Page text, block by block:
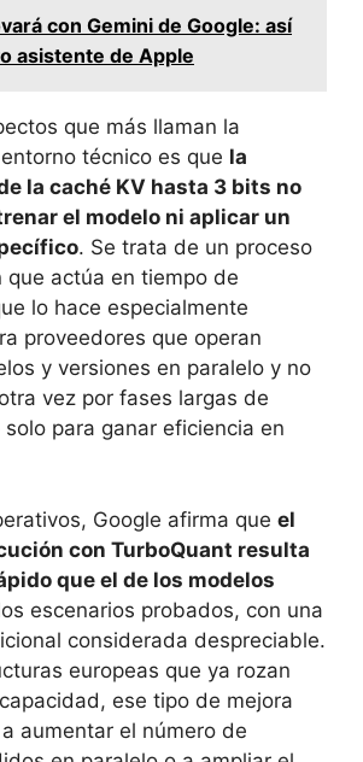
con Gemini de Google: así
asistente de Apple
que más llaman la
técnico es que la
la caché KV hasta 3 bits no
el modelo ni aplicar un
. Se trata de un proceso
que actúa en tiempo de
lo hace especialmente
proveedores que operan
y versiones en paralelo y no
vez por fases largas de
para ganar eficiencia en
Google afirma que el
con TurboQuant resulta
que el de los modelos
escenarios probados, con una
considerada despreciable.
europeas que ya rozan
ese tipo de mejora
aumentar el número de